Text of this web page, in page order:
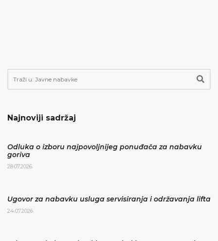
Najnoviji sadržaj
Odluka o izboru najpovoljnijeg ponuđača za nabavku
goriva
28.07.2026.
Ugovor za nabavku usluga servisiranja i održavanja lifta
24.07.2026.